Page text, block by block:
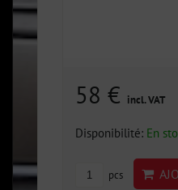
58 € incl. VAT
Disponibilité: En
pcs